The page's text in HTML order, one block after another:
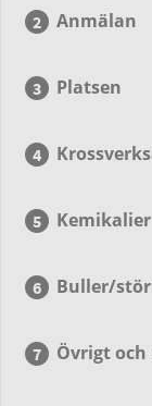
Anmälan
Platsen
Buller/
Övrigt